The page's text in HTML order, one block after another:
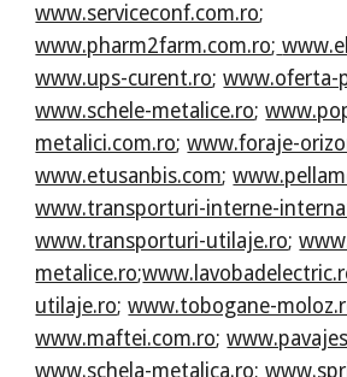
www.serviceconf.com.ro;
www.pharm2farm.com.ro;
www.ups-curent.ro;www.oferta-
www.schele-metalice.ro;
metalici.com.ro;www.foraje-
www.etusanbis.com;
www.transporturi-interne-
www.transporturi-utilaje.ro;
metalice.ro;
utilaje.ro;www.tobogane-
www.maftei.com.ro;
www.schela-metalica.ro;